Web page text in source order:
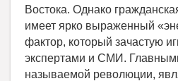
Востока. Однако
имеет ярко выраженный
фактор, который зачастую
экспертами и СМИ.
называемой революции,